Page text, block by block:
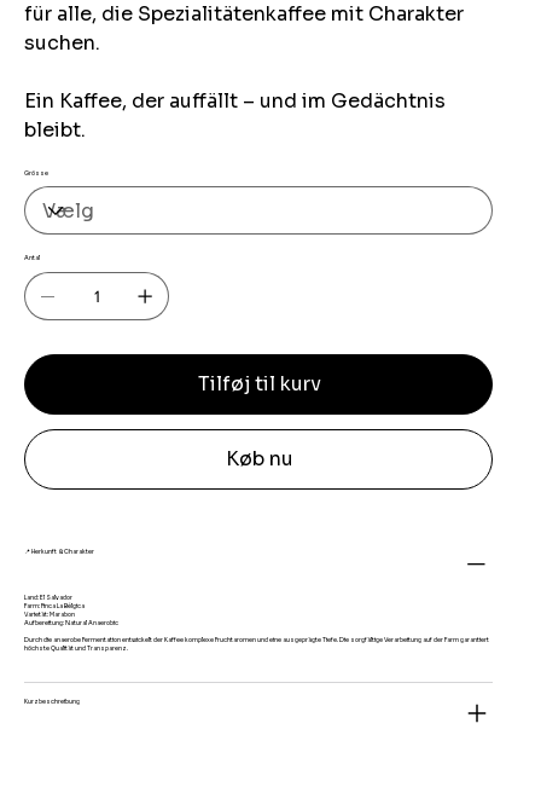
für alle, die Spezialitätenkaffee mit Charakter
suchen.
Ein Kaffee, der auffällt – und im Gedächtnis
bleibt.
Grösse
Antal
Tilføj til kurv
Køb nu
📍 Herkunft & Charakter
Land: El Salvador
Farm: Finca La Bélgica
Varietät: Marabon
Aufbereitung: Natural Anaerobic
Durch die anaerobe Fermentation entwickelt der Kaffee komplexe Fruchtaromen und eine ausgeprägte Tiefe. Die sorgfältige Verarbeitung auf der Farm garantiert
höchste Qualität und Transparenz.
Kurzbeschreibung